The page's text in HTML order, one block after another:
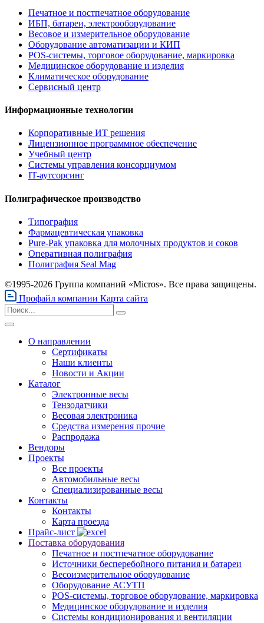
Печатное и постпечатное оборудование
ИБП, батареи, электрооборудование
Весовое и измерительное оборудование
Оборудование автоматизации и КИП
POS-системы, торговое оборудование, маркировка
Медицинское оборудование и изделия
Климатическое оборудование
Сервисный центр
Информационные технологии
Корпоративные ИТ решения
Лицензионное программное обеспечение
Учебный центр
Системы управления консорциумом
IT-аутсорсинг
Полиграфическое производство
Типография
Фармацевтическая упаковка
Pure-Pak упаковка для молочных продуктов и соков
Оперативная полиграфия
Полиграфия Seal Mag
©1995-2026 Группа компаний «Micros». Все права защищены.
Профайл компании Карта сайта
О направлении
Сертификаты
Наши клиенты
Новости и Акции
Каталог
Электронные весы
Тензодатчики
Весовая электроника
Средства измерения прочие
Распродажа
Вендоры
Проекты
Все проекты
Автомобильные весы
Специализированные весы
Контакты
Контакты
Карта проезда
Прайс-лист
Поставка оборудования
Печатное и постпечатное оборудование
Источники бесперебойного питания и батареи
Весоизмерительное оборудование
Оборудование АСУТП
POS-системы, торговое оборудование, маркировка
Медицинское оборудование и изделия
Системы кондиционирования и вентиляции